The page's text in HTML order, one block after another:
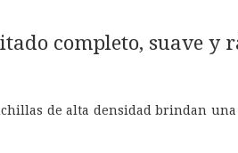
completo, suave y
de alta densidad brindan